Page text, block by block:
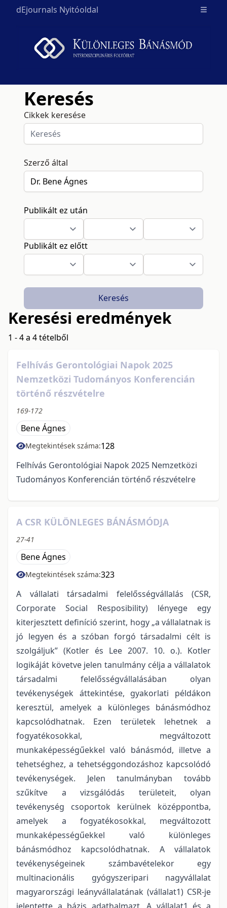
dEjournals Nyitóoldal Open
Keresés
Cikkek keresése
Szerző által
Publikált ez után
Publikált ez előtt
Keresés
Keresési eredmények
1 - 4 a 4 tételből
Felhívás Gerontológiai Napok 2025
Nemzetközi Tudományos Konferencián
történő részvételre
169-172
Bene Ágnes
Megtekintések száma:128
Felhívás Gerontológiai Napok 2025 Nemzetközi
Tudományos Konferencián történő részvételre
A CSR KÜLÖNLEGES BÁNÁSMÓDJA
27-41
Bene Ágnes
Megtekintések száma:323
A vállalati társadalmi felelősségvállalás (CSR,
Corporate Social Resposibility) lényege egy
kiterjesztett definíció szerint, hogy „a vállalatnak is
jó legyen és a szóban forgó társadalmi célt is
szolgáljuk” (Kotler és Lee 2007. 10. o.). Kotler
logikáját követve jelen tanulmány célja a vállalatok
társadalmi felelősségvállalásában olyan
tevékenységek áttekintése, gyakorlati példákon
keresztül, amelyek a különleges bánásmódhoz
kapcsolódhatnak. Ezen területek lehetnek a
fogyatékosokkal, megváltozott
munkaképességűekkel való bánásmód, illetve a
tehetséghez, a tehetséggondozáshoz kapcsolódó
tevékenységek. Jelen tanulmányban tovább
szűkítve a vizsgálódás területeit, olyan
tevékenység csoportok kerülnek középpontba,
amelyek a fogyatékosokkal, megváltozott
munkaképességűekkel való különleges
bánásmódhoz kapcsolódhatnak. A vállalatok
tevékenységeinek számbavételekor egy
multinacionális gyógyszeripari nagyvállalat
magyarországi leányvállalatának (vállalat1) CSR-je